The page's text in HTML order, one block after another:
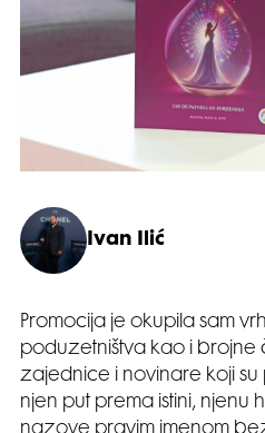
Ivan Ilić
Promocija je okupila sam
poduzetništva kao i brojne
zajednice i novinare koji su
njen put prema istini, njenu
nazove pravim imenom